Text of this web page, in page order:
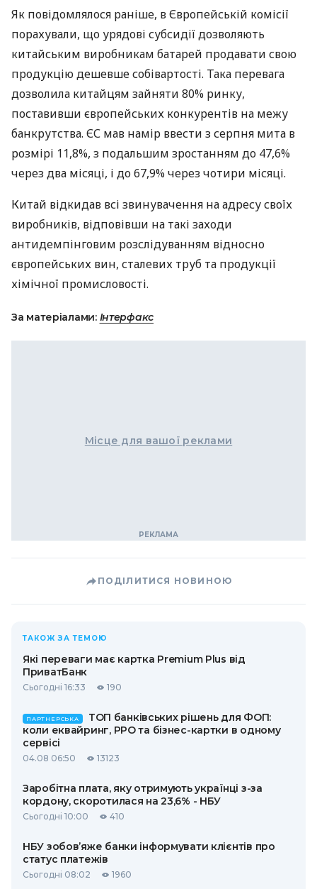
Як повідомлялося раніше, в Європейській комісії
порахували, що урядові субсидії дозволяють
китайським виробникам батарей продавати свою
продукцію дешевше собівартості. Така перевага
дозволила китайцям зайняти 80% ринку,
поставивши європейських конкурентів на межу
банкрутства. ЄС мав намір ввести з серпня мита в
розмірі 11,8%, з подальшим зростанням до 47,6%
через два місяці, і до 67,9% через чотири місяці.
Китай відкидав всі звинувачення на адресу своїх
виробників, відповівши на такі заходи
антидемпінговим розслідуванням відносно
європейських вин, сталевих труб та продукції
хімічної промисловості.
За матеріалами: Інтерфакс
Місце для вашої реклами
ПОДІЛИТИСЯ НОВИНОЮ
ТАКОЖ ЗА ТЕМОЮ
Які переваги має картка Premium Plus від
ПриватБанк
Сьогодні 16:33 190
ПАРТНЕРСЬКА
ТОП банківських рішень для ФОП:
коли еквайринг, РРО та бізнес-картки в одному
сервісі
04.08 06:50 13123
Заробітна плата, яку отримують українці з-за
кордону, скоротилася на 23,6% - НБУ
Сьогодні 10:00 410
НБУ зобов’яже банки інформувати клієнтів про
статус платежів
Сьогодні 08:02 1960